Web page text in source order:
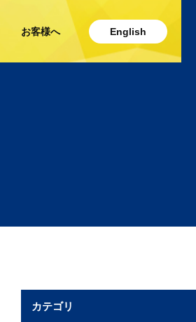
お客様へ English
カテゴリ